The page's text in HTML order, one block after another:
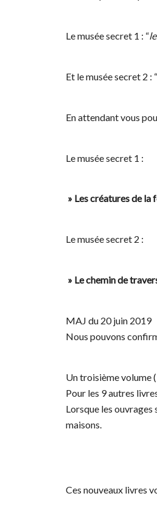
Le musée secret 1 : “
Et le musée secret 2 : “
En attendant vous
Le musée secret 1 :
» Les créatures de la
Le musée secret 2 :
» Le chemin de
MAJ du 20 juin 2019
Nous pouvons
Un troisième volume
Pour les 9 autres
Lorsque les
maisons.
Ces nouveaux livres